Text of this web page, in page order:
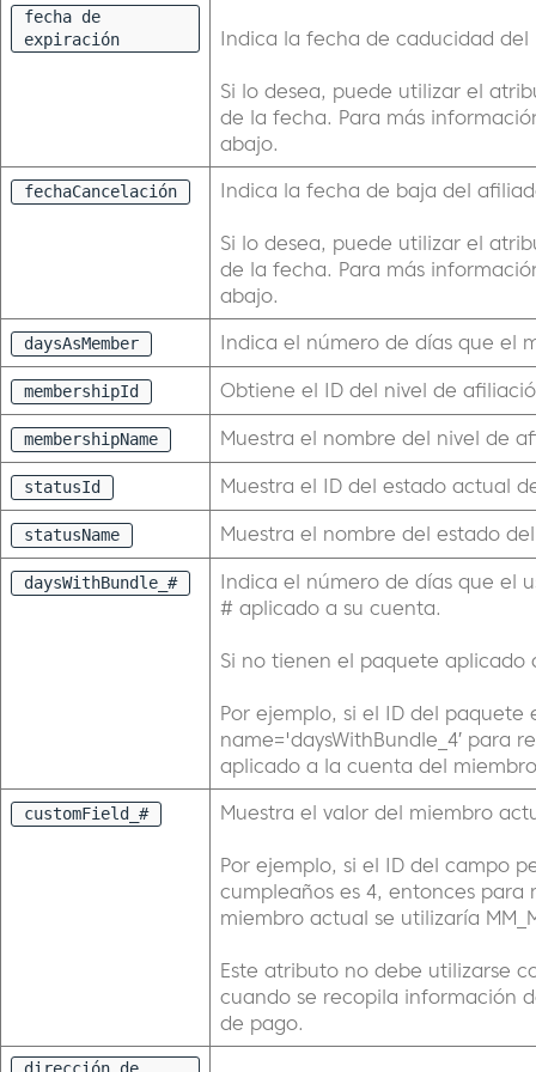
fecha de
expiración
Indica la fecha de caducidad
Si lo desea, puede utilizar el
de la fecha. Para más
abajo.
fechaCancelación Indica la fecha de baja del
Si lo desea, puede utilizar el
de la fecha. Para más
abajo.
daysAsMember Indica el número de días que el
membershipId Obtiene el ID del nivel de
membershipName Muestra el nombre del nivel de
statusId Muestra el ID del estado actual
statusName Muestra el nombre del estado
daysWithBundle_ #
Indica el número de días que el
# aplicado a su cuenta.
Si no tienen el paquete aplicado
Por ejemplo, si el ID del paquete
name='daysWithBundle_4′ para
aplicado a la cuenta del
customField_ # Muestra el valor del miembro
Por ejemplo, si el ID del campo
cumpleaños es 4, entonces
miembro actual se utilizaría
Este atributo no debe utilizarse
cuando se recopila información
de pago.